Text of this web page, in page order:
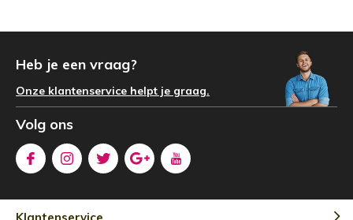
Heb je een vraag?
Onze klantenservice helpt je graag.
Volg ons